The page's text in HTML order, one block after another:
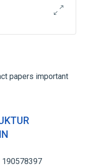
papers important
190578397